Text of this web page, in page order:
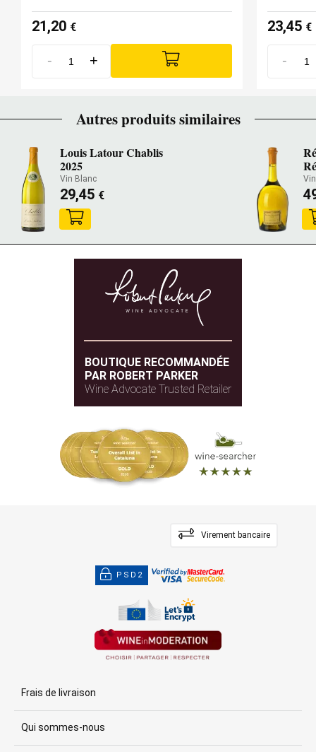
21,20 €
- +
23,45 €
-
Autres produits similaires
Louis Latour Chablis
2025
Vin Blanc
29,45 €
BOUTIQUE RECOMMANDÉE
PAR ROBERT PARKER
Wine Advocate Trusted Retailer
Virement bancaire
PSD2
Frais de livraison
Qui sommes-nous